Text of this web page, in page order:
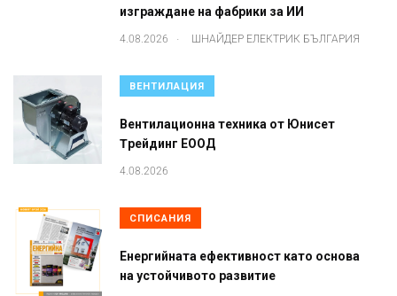
изграждане на фабрики за ИИ
4.08.2026 . ШНАЙДЕР ЕЛЕКТРИК БЪЛГАРИЯ
ВЕНТИЛАЦИЯ
Вентилационна техника от Юнисет
Tрейдинг ЕООД
4.08.2026
СПИСАНИЯ
Енергийната ефективност като основа
на устойчивото развитие